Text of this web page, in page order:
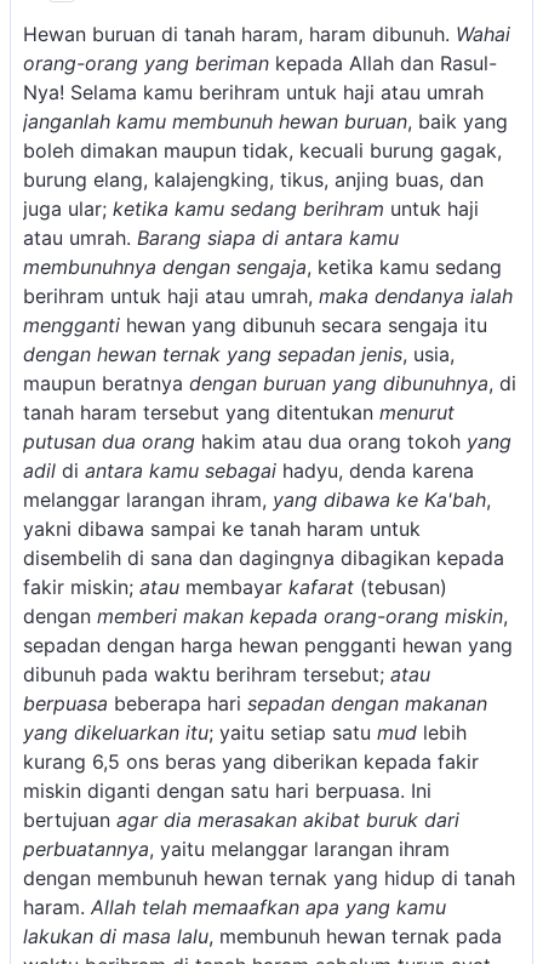
Hewan buruan di tanah haram, haram dibunuh. Wahai
orang-orang yang beriman kepada Allah dan Rasul-
Nya! Selama kamu berihram untuk haji atau umrah
janganlah kamu membunuh hewan buruan, baik yang
boleh dimakan maupun tidak, kecuali burung gagak,
burung elang, kalajengking, tikus, anjing buas, dan
juga ular; ketika kamu sedang berihram untuk haji
atau umrah. Barang siapa di antara kamu
membunuhnya dengan sengaja, ketika kamu sedang
berihram untuk haji atau umrah, maka dendanya ialah
mengganti hewan yang dibunuh secara sengaja itu
dengan hewan ternak yang sepadan jenis, usia,
maupun beratnya dengan buruan yang dibunuhnya, di
tanah haram tersebut yang ditentukan menurut
putusan dua orang hakim atau dua orang tokoh yang
adil di antara kamu sebagai hadyu, denda karena
melanggar larangan ihram, yang dibawa ke Ka'bah,
yakni dibawa sampai ke tanah haram untuk
disembelih di sana dan dagingnya dibagikan kepada
fakir miskin; atau membayar kafarat (tebusan)
dengan memberi makan kepada orang-orang miskin,
sepadan dengan harga hewan pengganti hewan yang
dibunuh pada waktu berihram tersebut; atau
berpuasa beberapa hari sepadan dengan makanan
yang dikeluarkan itu; yaitu setiap satu mud lebih
kurang 6,5 ons beras yang diberikan kepada fakir
miskin diganti dengan satu hari berpuasa. Ini
bertujuan agar dia merasakan akibat buruk dari
perbuatannya, yaitu melanggar larangan ihram
dengan membunuh hewan ternak yang hidup di tanah
haram. Allah telah memaafkan apa yang kamu
lakukan di masa lalu, membunuh hewan ternak pada